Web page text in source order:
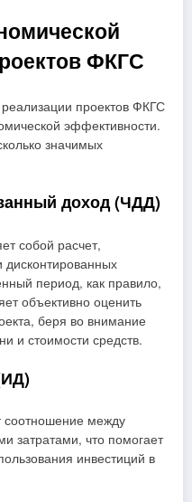
ФКГС
проектов ФКГС
эффективности.
значимых
доход (ЧДД)
собой расчет,
период, как правило,
объективно оценить
беря во внимание
и стоимости средств.
соотношение между
затратами, что помогает
инвестиций в